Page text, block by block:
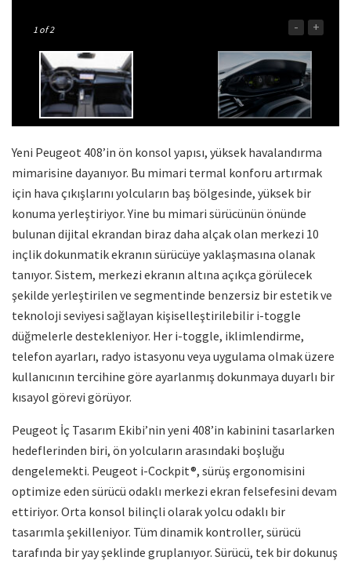
1 of 2 - +
Yeni Peugeot 408’in ön konsol yapısı, yüksek havalandırma
mimarisine dayanıyor. Bu mimari termal konforu artırmak
için hava çıkışlarını yolcuların baş bölgesinde, yüksek bir
konuma yerleştiriyor. Yine bu mimari sürücünün önünde
bulunan dijital ekrandan biraz daha alçak olan merkezi 10
inçlik dokunmatik ekranın sürücüye yaklaşmasına olanak
tanıyor. Sistem, merkezi ekranın altına açıkça görülecek
şekilde yerleştirilen ve segmentinde benzersiz bir estetik ve
teknoloji seviyesi sağlayan kişiselleştirilebilir i-toggle
düğmelerle destekleniyor. Her i-toggle, iklimlendirme,
telefon ayarları, radyo istasyonu veya uygulama olmak üzere
kullanıcının tercihine göre ayarlanmış dokunmaya duyarlı bir
kısayol görevi görüyor.
Peugeot İç Tasarım Ekibi’nin yeni 408’in kabinini tasarlarken
hedeflerinden biri, ön yolcuların arasındaki boşluğu
dengelemekti. Peugeot i-Cockpit®, sürüş ergonomisini
optimize eden sürücü odaklı merkezi ekran felsefesini devam
ettiriyor. Orta konsol bilinçli olarak yolcu odaklı bir
tasarımla şekilleniyor. Tüm dinamik kontroller, sürücü
tarafında bir yay şeklinde gruplanıyor. Sürücü, tek bir dokunuş